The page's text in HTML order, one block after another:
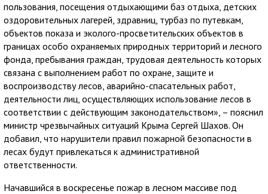
пользования, посещения отдыхающими баз отдыха, детских
оздоровительных лагерей, здравниц, турбаз по путевкам,
объектов показа и эколого-просветительских объектов в
границах особо охраняемых природных территорий и лесного
фонда, пребывания граждан, трудовая деятельность которых
связана с выполнением работ по охране, защите и
воспроизводству лесов, аварийно-спасательных работ,
деятельности лиц, осуществляющих использование лесов в
соответствии с действующим законодательством», – пояснил
министр чрезвычайных ситуаций Крыма Сергей Шахов. Он
добавил, что нарушители правил пожарной безопасности в
лесах будут привлекаться к административной
ответственности.
Начавшийся в воскресенье пожар в лесном массиве под